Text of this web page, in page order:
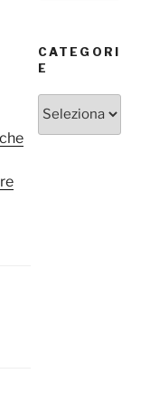
CATEGORI
E